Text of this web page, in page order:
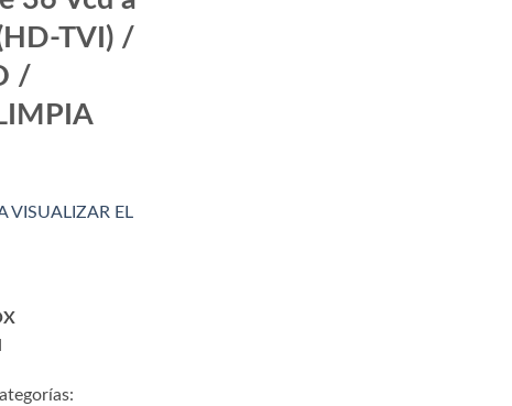
TVI) /
/
VISUALIZAR EL